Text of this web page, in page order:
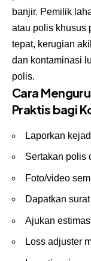
banjir. Pemilik
atau polis khusus
tepat, kerugian
dan kontaminasi
polis.
Cara
Praktis bagi
Laporkan
Sertakan polis
Foto/video
Dapatkan
Ajukan
Loss adjuster